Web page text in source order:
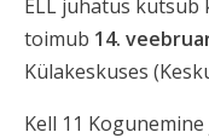
ELL juhatus kutsub
toimub 14.
Külakeskuses
Kell 11